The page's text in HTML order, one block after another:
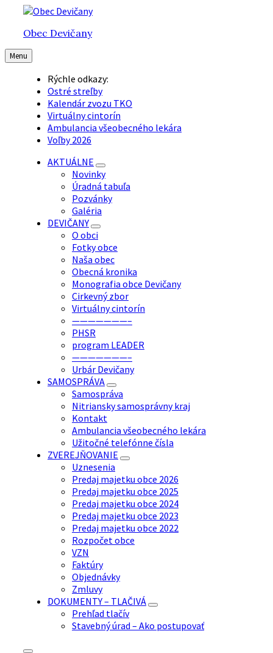
Preskočiť
obsah
Preskočiť
hlavnú
navigáciu
Preskočiť
pätičkuObec Devičany
Menu
Rýchle odkazy:
Ostré streľby
Kalendár zvozu TKO
Virtuálny cintorín
Ambulancia všeobecného lekára
Voľby 2026
AKTUÁLNE
Novinky
Úradná tabuľa
Pozvánky
Galéria
DEVIČANY
O obci
Fotky obce
Naša obec
Obecná kronika
Monografia obce Devičany
Cirkevný zbor
Virtuálny cintorín
———————–
PHSR
program LEADER
———————–
Urbár Devičany
SAMOSPRÁVA
Samospráva
Nitriansky samosprávny kraj
Kontakt
Ambulancia všeobecného lekára
Užitočné telefónne čísla
ZVEREJŇOVANIE
Uznesenia
Predaj majetku obce 2026
Predaj majetku obce 2025
Predaj majetku obce 2024
Predaj majetku obce 2023
Predaj majetku obce 2022
Rozpočet obce
VZN
Faktúry
Objednávky
Zmluvy
DOKUMENTY – TLAČIVÁ
Prehľad tlačív
Stavebný úrad – Ako postupovať